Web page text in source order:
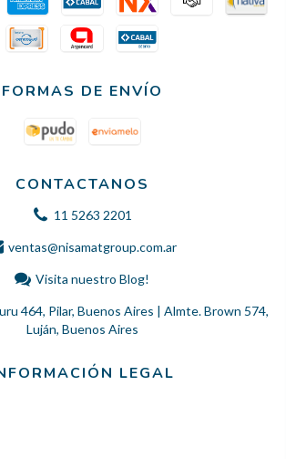
FORMAS DE ENVÍO
CONTACTANOS
11 5263 2201
ventas@nisamatgroup.com.ar
Visita nuestro Blog!
464, Pilar, Buenos Aires | Almte. Brown 574,
Luján, Buenos Aires
LEGAL